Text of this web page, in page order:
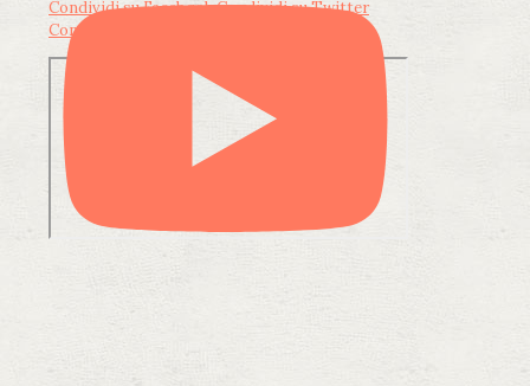
Condividi su FacebookCondividi su Twitter
Condividi su LinkedIn